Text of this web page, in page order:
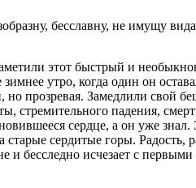
бесславну, не имущу
этот быстрый и
утро, когда один он
прозревая. Замедлили свой
стремительного падения,
сердце, а он уже
сердитые горы. Радость,
бесследно исчезает с